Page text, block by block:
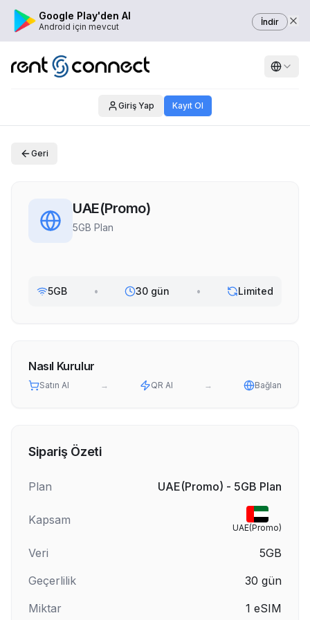
Google Play'den Al
Android için mevcut İndir
Giriş Yap Kayıt Ol
Geri
UAE(Promo)
5GB Plan
5GB • 30 gün • Limited
Nasıl Kurulur
Satın Al → QR Al → Bağlan
Sipariş Özeti
Plan UAE(Promo) - 5GB Plan
Kapsam
UAE(Promo)
Veri
5GB
Geçerlilik
30 gün
Miktar
1 eSIM